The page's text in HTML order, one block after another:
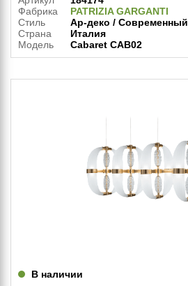
Фабрика
PATRIZIA GARGANTI
Стиль
Ар-деко / Современный
Страна
Италия
Модель
Cabaret CAB02
В наличии